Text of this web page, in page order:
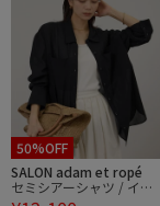
50%OFF
SALON adam et ropé
セミシアーシャツ / イー